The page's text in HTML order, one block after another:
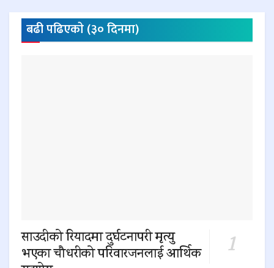
बढी पढिएकाे (३० दिनमा)
साउदीको रियादमा दुर्घटनापरी मृत्यु
भएका चौधरीको परिवारजनलाई आर्थिक